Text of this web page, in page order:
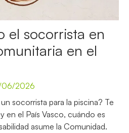
el socorrista en
en el
06/2026
socorrista para la piscina? Te
en el País Vasco, cuándo es
asume la Comunidad.